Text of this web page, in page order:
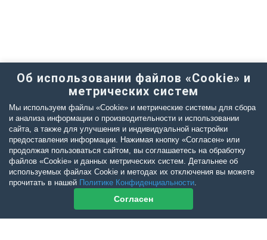
Об использовании файлов «Cookie» и
метрических систем
Мы используем файлы «Cookie» и метрические системы для сбора
и анализа информации о производительности и использовании
сайта, а также для улучшения и индивидуальной настройки
предоставления информации. Нажимая кнопку «Согласен» или
продолжая пользоваться сайтом, вы соглашаетесь на обработку
файлов «Cookie» и данных метрических систем. Детальнее об
используемых файлах Cookie и методах их отключения вы можете
прочитать в нашей Политике Конфиденциальности.
Согласен